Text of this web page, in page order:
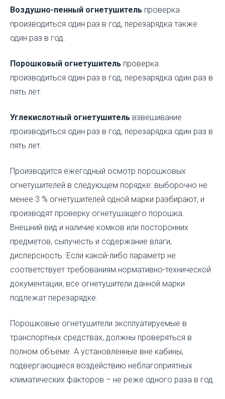
Воздушно-пенный огнетушитель проверка
производиться один раз в год, перезарядка также
один раз в год.
Порошковый огнетушитель проверка
производиться один раз в год, перезарядка один раз в
пять лет.
Углекислотный огнетушитель взвешивание
производиться один раз в год, перезарядка один раз в
пять лет.
Производится ежегодный осмотр порошковых
огнетушителей в следующем порядке: выборочно не
менее 3 % огнетушителей одной марки разбирают, и
производят проверку огнетушащего порошка.
Внешний вид и наличие комков или посторонних
предметов, сыпучесть и содержание влаги,
дисперсность. Если какой-либо параметр не
соответствует требованиям нормативно-технической
документации, все огнетушители данной марки
подлежат перезарядке.
Порошковые огнетушители эксплуатируемые в
транспортных средствах, должны проверяться в
полном объеме. А установленные вне кабины,
подвергающиеся воздействию неблагоприятных
климатических факторов – не реже одного раза в год.